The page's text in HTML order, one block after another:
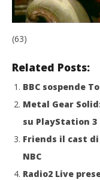
(63)
Related Posts:
BBC sospende
Metal Gear
su PlayStation 3
Friends il cast
NBC
Radio2 Live